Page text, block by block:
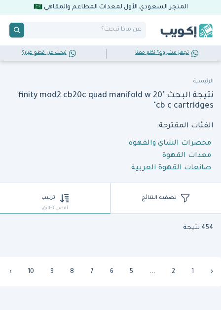
المتجر السعودي الأول لمعدات المطاعم والمقاهي
تجهز مشروع؟ تكلم معنا تبحث عن قطع غيار؟
الرئيسية
نتيجة البحث "finity mod2 cb20c quad manifold w 20
cb c cartridges"
الفئات المقترحة:
محضرات الشاي والقهوة
معدات القهوة
صانعات القهوة العربية
تصفية النتائج ترتيب
أفضل تطابق
454 نتيجة
‹
1
2
...
5
6
7
8
9
10
›